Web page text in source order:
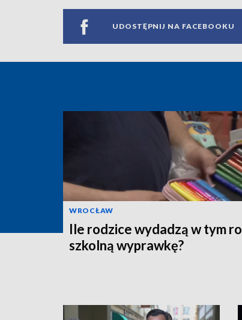
UDOSTĘPNIJ NA FACEBOOKU
WROCŁAW
Ile rodzice wydadzą w tym
szkolną wyprawkę?